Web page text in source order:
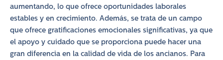
aumentando, lo que ofrece oportunidades laborales
estables y en crecimiento. Además, se trata de un campo
que ofrece gratificaciones emocionales significativas, ya que
el apoyo y cuidado que se proporciona puede hacer una
gran diferencia en la calidad de vida de los ancianos. Para